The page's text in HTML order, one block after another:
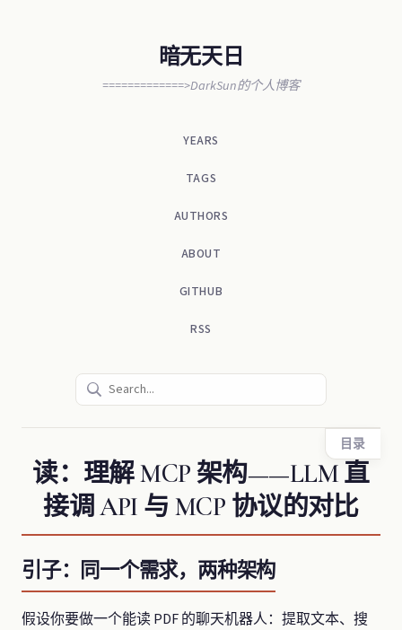
暗无天日
=============>DarkSun的个人博客
YEARS
TAGS
AUTHORS
ABOUT
GITHUB
RSS
读：理解 MCP 架构——LLM 直
接调 API 与 MCP 协议的对比
目录
引子：同一个需求，两种架构
假设你要做一个能读 PDF 的聊天机器人：提取文本、搜